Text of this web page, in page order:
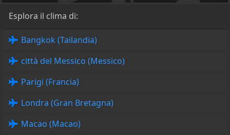
Esplora il clima di:
Bangkok (Tailandia)
città del Messico (Messico)
Parigi (Francia)
Londra (Gran Bretagna)
Macao (Macao)